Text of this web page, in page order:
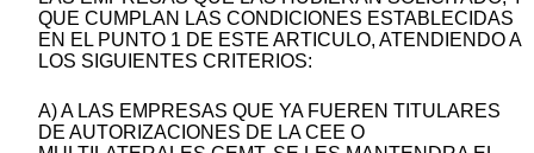
QUE CUMPLAN LAS CONDICIONES ESTABLECIDAS
EN EL PUNTO 1 DE ESTE ARTICULO, ATENDIENDO A
LOS SIGUIENTES CRITERIOS:
A) A LAS EMPRESAS QUE YA FUEREN TITULARES
DE AUTORIZACIONES DE LA CEE O